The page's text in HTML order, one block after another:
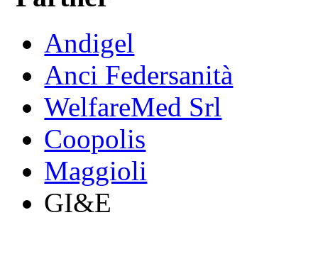
Andigel
Anci Federsanità
WelfareMed Srl
Coopolis
Maggioli
GI&E